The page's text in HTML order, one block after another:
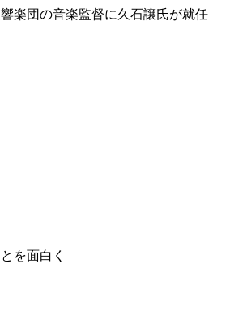
楽団の音楽監督に久石譲氏が就任
を面白く